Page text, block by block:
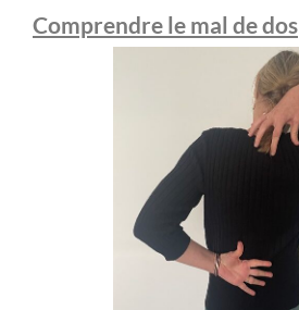
Comprendre le mal de dos